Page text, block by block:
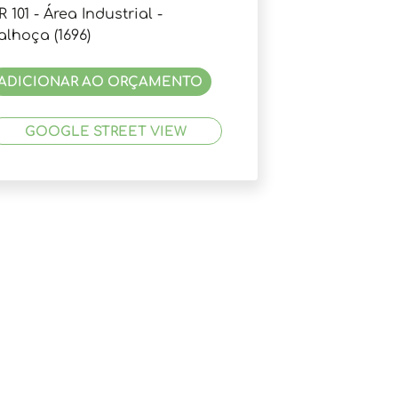
101 - Área Industrial -
(1696)
AO ORÇAMENTO
GOOGLE STREET VIEW